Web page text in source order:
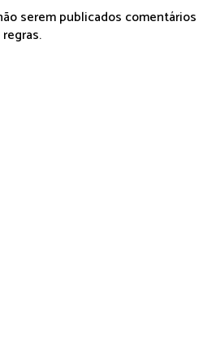
serem publicados comentários